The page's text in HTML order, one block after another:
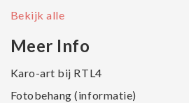
Bekijk alle
Meer Info
Karo-art bij RTL4
Fotobehang (informatie)